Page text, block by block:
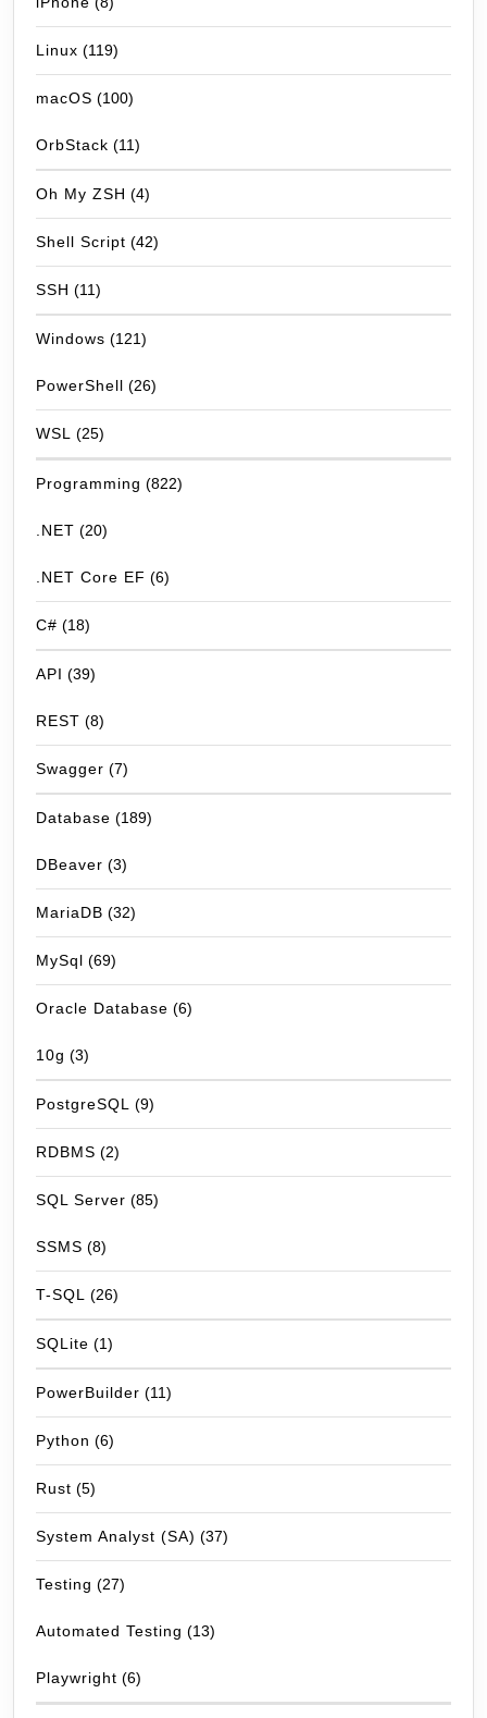
Linux (119)
macOS (100)
OrbStack (11)
Oh My ZSH (4)
Shell Script (42)
SSH (11)
Windows (121)
PowerShell (26)
WSL (25)
Programming (822)
.NET (20)
.NET Core EF (6)
C# (18)
API (39)
REST (8)
Swagger (7)
Database (189)
DBeaver (3)
MariaDB (32)
MySql (69)
Oracle Database (6)
10g (3)
PostgreSQL (9)
RDBMS (2)
SQL Server (85)
SSMS (8)
T-SQL (26)
SQLite (1)
PowerBuilder (11)
Python (6)
Rust (5)
System Analyst (SA) (37)
Testing (27)
Automated Testing (13)
Playwright (6)